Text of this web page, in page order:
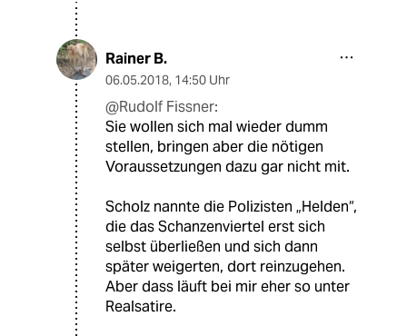
Rainer B.
06.05.2018, 14:50 Uhr
@Rudolf Fissner:
Sie wollen sich mal wieder dumm
stellen, bringen aber die nötigen
Voraussetzungen dazu gar nicht mit.
Scholz nannte die Polizisten „Helden“,
die das Schanzenviertel erst sich
selbst überließen und sich dann
später weigerten, dort reinzugehen.
Aber dass läuft bei mir eher so unter
Realsatire.